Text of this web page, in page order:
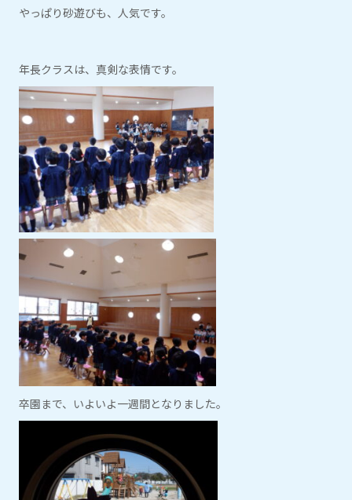
やっぱり砂遊びも、人気です。
年長クラスは、真剣な表情です。
卒園まで、いよいよ一週間となりました。